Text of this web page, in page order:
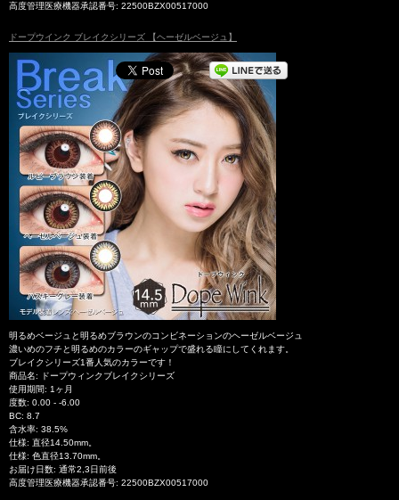
高度管理医療機器承認番号: 22500BZX00517000
ドープウインク ブレイクシリーズ 【ヘーゼルベージュ】
明るめベージュと明るめブラウンのコンビネーションのヘーゼルベージュ
濃いめのフチと明るめのカラーのギャップで盛れる瞳にしてくれます。
ブレイクシリーズ1番人気のカラーです！
商品名: ドープウィンクブレイクシリーズ
使用期間: 1ヶ月
度数: 0.00 - -6.00
BC: 8.7
含水率: 38.5%
仕様: 直径14.50mm。
仕様: 色直径13.70mm。
お届け日数: 通常2,3日前後
高度管理医療機器承認番号: 22500BZX00517000